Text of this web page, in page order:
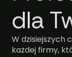
dla
W dzisiejszych
każdej firmy,